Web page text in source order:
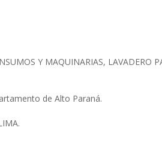
Y MAQUINARIAS, LAVADERO
de Alto Paraná.